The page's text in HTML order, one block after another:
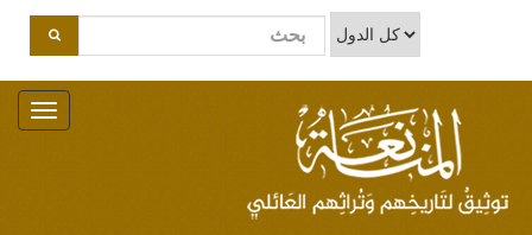
Toggle
navigation